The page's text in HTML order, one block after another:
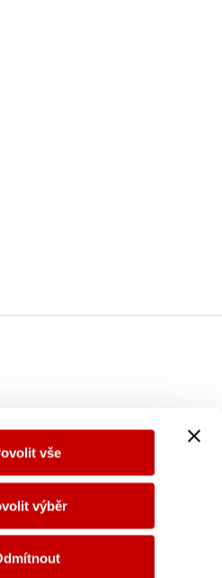
vše
výběr
info@orlen.cz
BENZINA,